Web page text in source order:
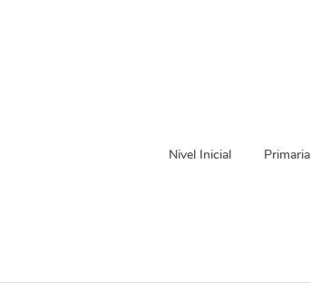
Nivel Inicial Primaria